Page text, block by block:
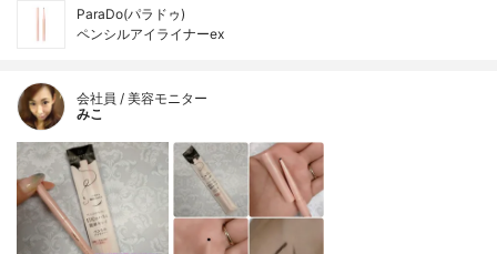
ParaDo(パラドゥ)
ペンシルアイライナーex
会社員 / 美容モニター
みこ